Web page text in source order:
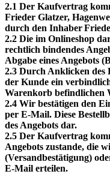
2.1 Der Kaufvertrag
Frieder Glatzer,
durch den Inhaber
2.2 Die im Onlineshop
rechtlich bindendes
Abgabe eines Angebots
2.3 Durch Anklicken des
der Kunde ein
Warenkorb befindlichen
2.4 Wir bestätigen den
per E‑Mail. Diese
des Angebots dar.
2.5 Der Kaufvertrag
Angebots zustande, die
(Versandbestätigung)
E‑Mail erteilen.